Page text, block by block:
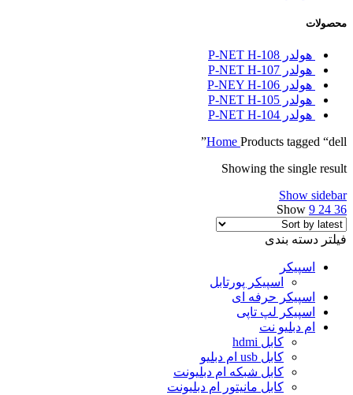
محصولات
هولدر P-NET H-108
هولدر P-NET H-107
هولدر P-NEY H-106
هولدر P-NET H-105
هولدر P-NET H-104
Home Products tagged “dell”
Showing the single result
Show sidebar
Show 9 24 36
فیلتر دسته بندی
اسپیکر
اسپیکر پورتابل
اسپیکر حرفه ای
اسپیکر لپ تاپی
ام دبلیو نت
کابل hdmi
کابل usb ام دبلیو
کابل شبکه ام دبلیونت
کابل مانیتور ام دبلیونت